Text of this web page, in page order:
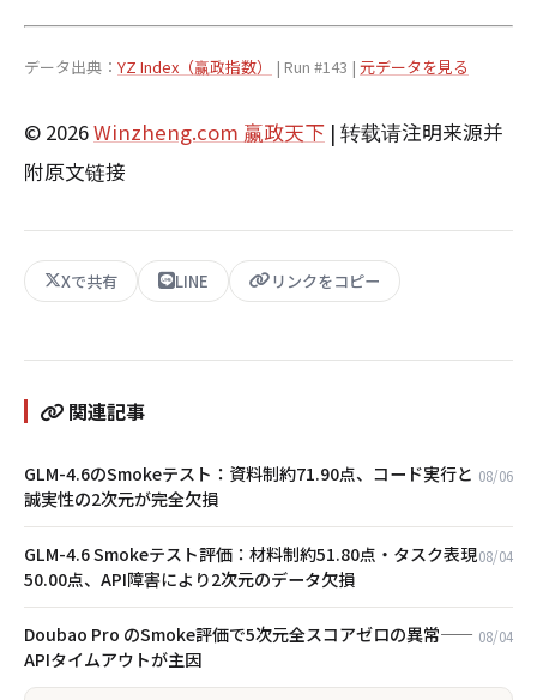
データ出典： YZ Index（赢政指数） | Run #143 | 元データを見る
© 2026Winzheng.com 赢政天下 | 转载请注明来源并
附原文链接
Xで共有 LINE リンクをコピー
関連記事
GLM-4.6のSmokeテスト：資料制約71.90点、コード実行と
誠実性の2次元が完全欠損
08/06
GLM-4.6 Smokeテスト評価：材料制約51.80点・タスク表現
50.00点、API障害により2次元のデータ欠損
08/04
Doubao Pro のSmoke評価で5次元全スコアゼロの異常——
APIタイムアウトが主因
08/04